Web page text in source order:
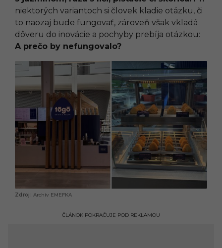
niektorých variantoch si človek kladie otázku, či
to naozaj bude fungovať, zároveň však vkladá
dôveru do inovácie a pochyby prebíja otázkou:
A prečo by nefungovalo?
Archív EMEFKA
ČLÁNOK POKRAČUJE POD REKLAMOU